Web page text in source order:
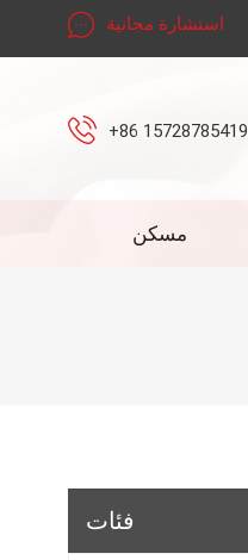
استشارة مجانية
+86 15728785419
مسكن
فئات